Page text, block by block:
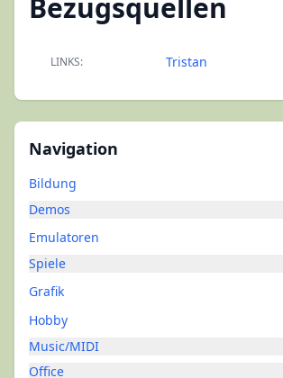
Navigation
Bildung
Demos
Emulatoren
Spiele
Grafik
Hobby
Music/MIDI
Office
Bezugsquellen
LINKS: Tristan